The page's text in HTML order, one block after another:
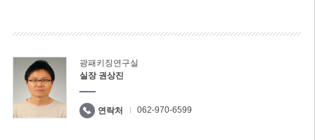
광패키징연구실
실장 권상진
연락처 062-970-6599